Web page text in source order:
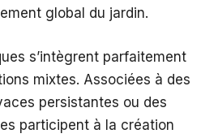
global du jardin.
s’intègrent parfaitement
mixtes. Associées à des
persistantes ou des
participent à la création